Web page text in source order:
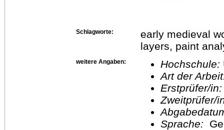
Schlagworte:
early medieval
layers, paint
weitere Angaben: Hochschule:
Art der
Erstprüfer/
Sprache: